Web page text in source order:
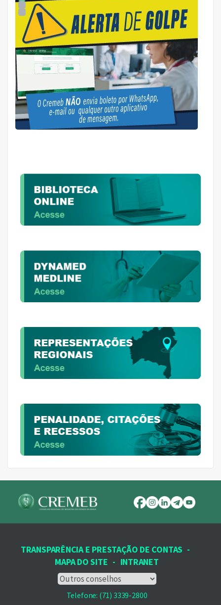
1
2
Telefone: (71) 3339-2800
TRANSPARÊNCIA E PRESTAÇÃO DE CONTAS -
MAPA DO SITE - INTRANET